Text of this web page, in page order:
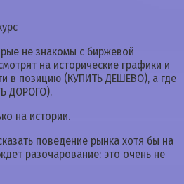
не знакомы с биржевой
на исторические графики и
в позицию (КУПИТЬ ДЕШЕВО), а где
ДОРОГО).
на истории.
поведение рынка хотя бы на
разочарование: это очень не